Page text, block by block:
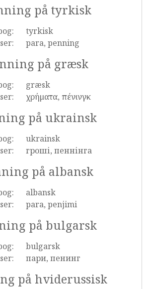
på tyrkisk
tyrkisk
para, penning
på græsk
græsk
χρήματα, πένινγκ
på ukrainsk
ukrainsk
гроші, пеннінга
på albansk
albansk
para, penjimi
på bulgarsk
bulgarsk
пари, пенинг
på hviderussisk